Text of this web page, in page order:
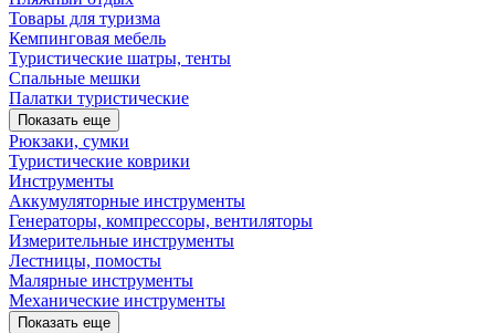
Товары для туризма
Кемпинговая мебель
Туристические шатры, тенты
Спальные мешки
Палатки туристические
Показать еще
Рюкзаки, сумки
Туристические коврики
Инструменты
Аккумуляторные инструменты
Генераторы, компрессоры, вентиляторы
Измерительные инструменты
Лестницы, помосты
Малярные инструменты
Механические инструменты
Показать еще